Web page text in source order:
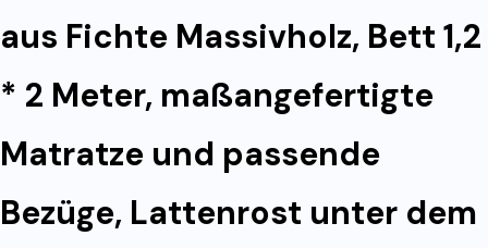
aus Fichte Massivholz, Bett 1,2
* 2 Meter, maßangefertigte
Matratze und passende
Bezüge, Lattenrost unter dem